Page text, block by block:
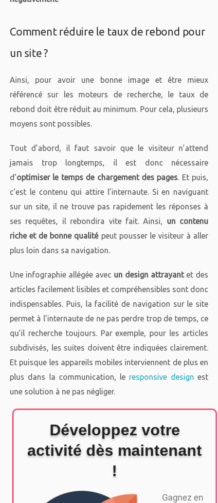
Comment réduire le taux de rebond pour
un site ?
Ainsi, pour avoir une bonne image et être mieux
référencé sur les moteurs de recherche, le taux de
rebond doit être réduit au minimum. Pour cela, plusieurs
moyens sont possibles.
Tout d’abord, il faut savoir que le visiteur n’attend
jamais trop longtemps, il est donc nécessaire
d’optimiser le temps de chargement des pages. Et puis,
c’est le contenu qui attire l’internaute. Si en naviguant
sur un site, il ne trouve pas rapidement les réponses à
ses requêtes, il rebondira vite fait. Ainsi, un contenu
riche et de bonne qualitépeut pousser le visiteur à aller
plus loin dans sa navigation.
Une infographie allégée avec un design attrayantet des
articles facilement lisibles et compréhensibles sont donc
indispensables. Puis, la facilité de navigation sur le site
permet à l’internaute de ne pas perdre trop de temps, ce
qu’il recherche toujours. Par exemple, pour les articles
subdivisés, les suites doivent être indiquées clairement.
Et puisque les appareils mobiles interviennent de plus en
plus dans la communication, le responsive design est
une solution à ne pas négliger.
Développez votre
activité dès maintenant
!
Gagnez en